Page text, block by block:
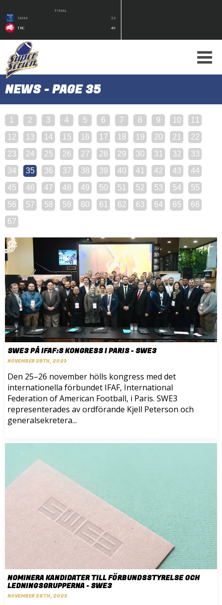
FINAL
SMM
33
TRC
49
NEWS - PAGE 35
1 2 3 4 5 6 7 8 9 10
11
12
13 14 15 16 17 18 19 20 21
22
23
24 25 26 27 28 29 30 31 32
33
34
35 36 37 38 39 40 41 42 43
44
45
46 47 48 49 50 51 52 53 54
55
56
57 58 59 60 61 62 63 64 65
66
67
SWE3 PÅ IFAF:S KONGRESS I PARIS - SWE3
NOVEMBER 29TH, 2023
Den 25–26 november hölls kongress med det
internationella förbundet IFAF, International
Federation of American Football, i Paris. SWE3
representerades av ordförande Kjell Peterson och
generalsekretera...
NOMINERA KANDIDATER TILL FÖRBUNDSSTYRELSE OCH
LEDNINGSGRUPPERNA - SWE3
NOVEMBER 28TH, 2023